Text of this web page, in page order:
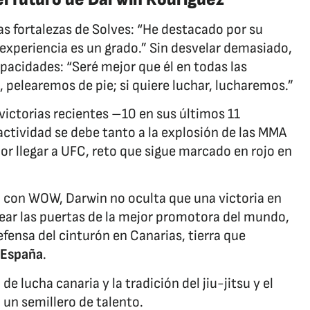
fortalezas de Solves: “He destacado por su
es un grado.” Sin desvelar demasiado,
“Seré mejor que él en todas las
de pie; si quiere luchar, lucharemos.”
recientes –10 en sus últimos 11
se debe tanto a la explosión de las MMA
llegar a UFC, reto que sigue marcado en rojo en
WOW, Darwin no oculta que una victoria en
las puertas de la mejor promotora del mundo,
del cinturón en Canarias, tierra que
.
lucha canaria y la tradición del jiu-jitsu y el
semillero de talento.